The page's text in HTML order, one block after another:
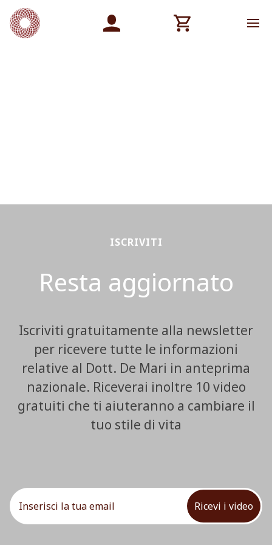
ISCRIVITI
Resta aggiornato
Iscriviti gratuitamente alla newsletter
per ricevere tutte le informazioni
relative al Dott. De Mari in anteprima
nazionale. Riceverai inoltre 10 video
gratuiti che ti aiuteranno a cambiare il
tuo stile di vita
Ricevi i video